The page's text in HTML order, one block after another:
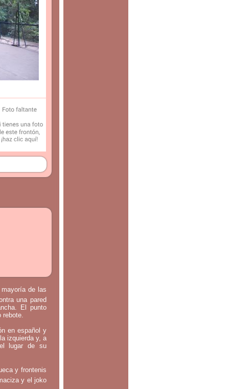
de las
una pared
El punto
rebote.
en español y
izquierda y, a
lugar de su
y frontenis
y el joko